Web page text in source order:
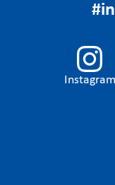
Instagram